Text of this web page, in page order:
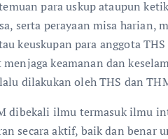
para uskup ataupun
serta perayaan misa harian,
keuskupan para anggota
keamanan dan
dilakukan oleh THS dan
dibekali ilmu termasuk ilmu
secara aktif, baik dan benar